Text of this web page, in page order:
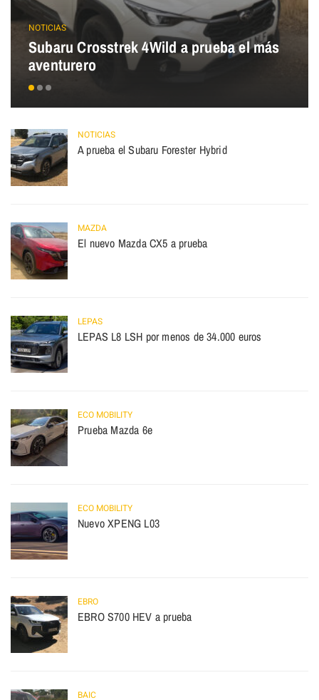
NOTICIAS
Subaru Crosstrek 4Wild a prueba el más
aventurero
NOTICIAS
A prueba el Subaru Forester Hybrid
MAZDA
El nuevo Mazda CX5 a prueba
LEPAS
LEPAS L8 LSH por menos de 34.000 euros
ECO MOBILITY
Prueba Mazda 6e
ECO MOBILITY
Nuevo XPENG L03
EBRO
EBRO S700 HEV a prueba
BAIC